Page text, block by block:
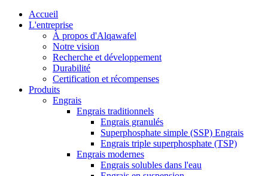
Accueil
L'entreprise
À propos d'Alqawafel
Notre vision
Recherche et développement
Durabilité
Certification et récompenses
Produits
Engrais
Engrais traditionnels
Engrais granulés
Superphosphate simple (SSP) Engrais
Engrais triple superphosphate (TSP)
Engrais modernes
Engrais solubles dans l'eau